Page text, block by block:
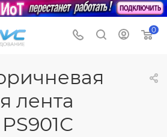
0
лента